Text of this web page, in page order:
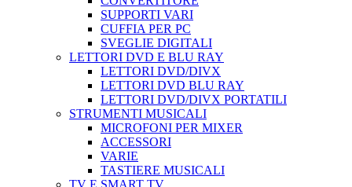
SUPPORTI VARI
CUFFIA PER PC
SVEGLIE DIGITALI
LETTORI DVD E BLU RAY
LETTORI DVD/DIVX
LETTORI DVD BLU RAY
LETTORI DVD/DIVX PORTATILI
STRUMENTI MUSICALI
MICROFONI PER MIXER
ACCESSORI
VARIE
TASTIERE MUSICALI
TV E SMART TV